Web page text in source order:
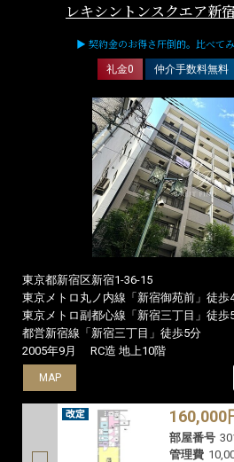
レキシントンスクエア新
▶ 契約金のお得さ圧倒的。比べて
礼金0 仲介手数料無料
東京都新宿区新宿1-36-15
東京メトロ丸ノ内線「新宿御苑前」徒歩
東京メトロ副都心線「新宿三丁目」徒歩
都営新宿線「新宿三丁目」徒歩5分
2005年9月
RC造 地上10階
MAP
160,000
部屋番号
管理費